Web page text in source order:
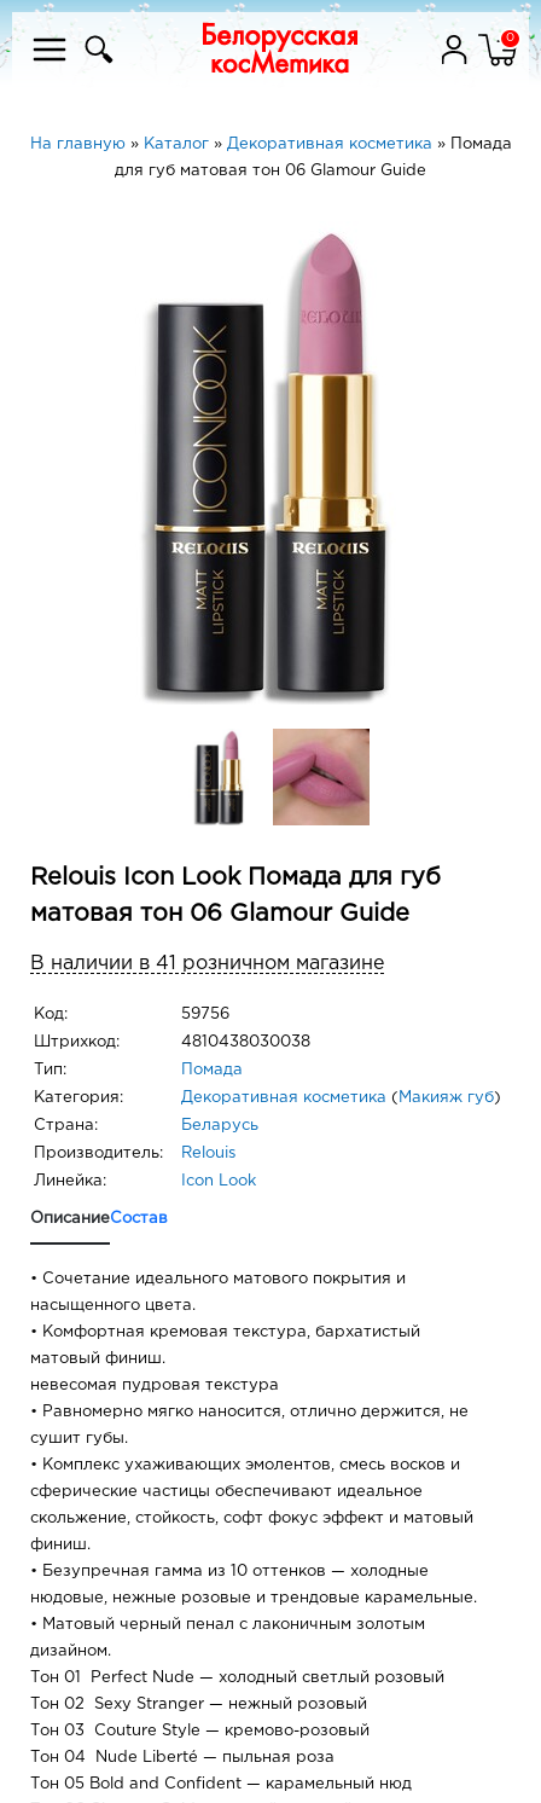
0
На главную» Каталог» Декоративная косметика »
Помада
для губ матовая тон 06 Glamour Guide
Relouis Icon Look Помада для губ
матовая тон 06 Glamour Guide
В наличии в 41 розничном магазине
Код: 59756
Штрихкод: 4810438030038
Тип: Помада
Категория: Декоративная косметика ( Макияж губ)
Страна: Беларусь
Производитель: Relouis
Линейка: Icon Look
ОписаниеСостав
• Сочетание идеального матового покрытия и
насыщенного цвета.
• Комфортная кремовая текстура, бархатистый
матовый финиш.
невесомая пудровая текстура
• Равномерно мягко наносится, отлично держится, не
сушит губы.
• Комплекс ухаживающих эмолентов, смесь восков и
сферические частицы обеспечивают идеальное
скольжение, стойкость, софт фокус эффект и матовый
финиш.
• Безупречная гамма из 10 оттенков — холодные
нюдовые, нежные розовые и трендовые карамельные.
• Матовый черный пенал с лаконичным золотым
дизайном.
Тон 01 Perfect Nude — холодный светлый розовый
Тон 02 Sexy Stranger — нежный розовый
Тон 03 Couture Style — кремово-розовый
Тон 04 Nude Liberté — пыльная роза
Тон 05 Bold and Confident — карамельный нюд